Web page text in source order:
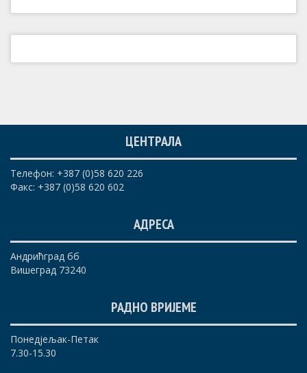
ЦЕНТРАЛА
Телефон: +387 (0)58 620 226
Факс: +387 (0)58 620 602
АДРЕСА
Андрићград бб
Вишеград 73240
РАДНО ВРИЈЕМЕ
Понедјељак-Петак
7.30-15.30